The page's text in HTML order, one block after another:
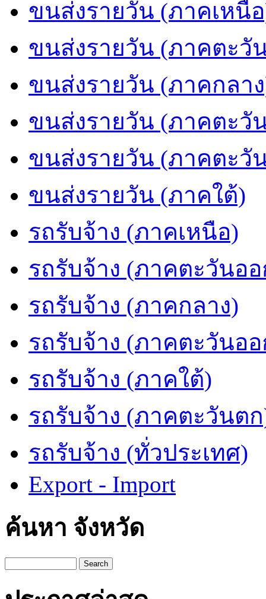
ขนส่งรายวัน (ภาคเหนื
ขนส่งรายวัน (ภาคตะวั
ขนส่งรายวัน (ภาคกลา
ขนส่งรายวัน (ภาคตะวั
ขนส่งรายวัน (ภาคตะวั
ขนส่งรายวัน (ภาคใต้)
รถรับจ้าง (ภาคเหนือ)
รถรับจ้าง (ภาคตะวันออ
รถรับจ้าง (ภาคกลาง)
รถรับจ้าง (ภาคตะวันอ
รถรับจ้าง (ภาคใต้)
รถรับจ้าง (ภาคตะวันต
รถรับจ้าง (ทั่วประเทศ)
Export - Import
ค้นหา จังหวัด
Search